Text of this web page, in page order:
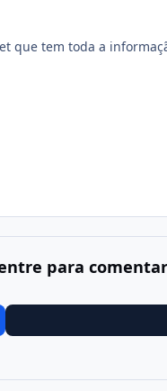
que tem toda a
para comentar